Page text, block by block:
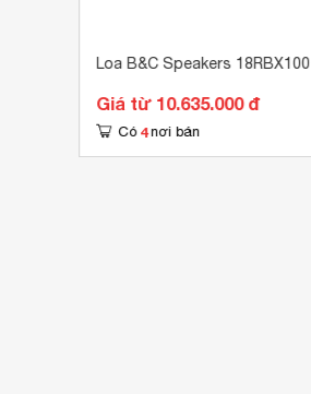
Loa B&C Speakers 18RBX100
Giá từ 10.635.000 đ
Có 4 nơi bán